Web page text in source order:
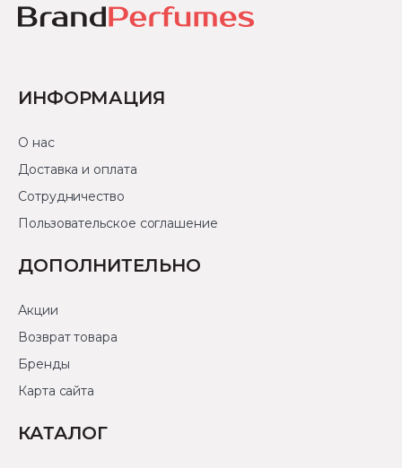
ИНФОРМАЦИЯ
О нас
Доставка и оплата
Сотрудничество
Пользовательское соглашение
ДОПОЛНИТЕЛЬНО
Акции
Возврат товара
Бренды
Карта сайта
КАТАЛОГ